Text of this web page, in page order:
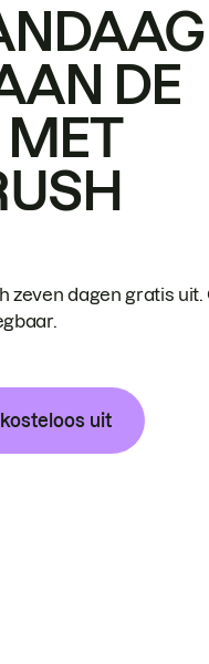
DE
zeven dagen gratis uit.
uit